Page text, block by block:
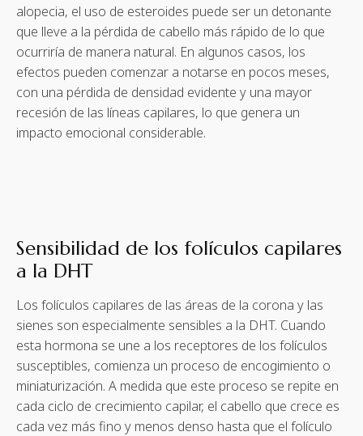
alopecia, el uso de esteroides puede ser un detonante
que lleve a la pérdida de cabello más rápido de lo que
ocurriría de manera natural. En algunos casos, los
efectos pueden comenzar a notarse en pocos meses,
con una pérdida de densidad evidente y una mayor
recesión de las líneas capilares, lo que genera un
impacto emocional considerable.
Sensibilidad de los folículos capilares
a la DHT
Los folículos capilares de las áreas de la corona y las
sienes son especialmente sensibles a la DHT. Cuando
esta hormona se une a los receptores de los folículos
susceptibles, comienza un proceso de encogimiento o
miniaturización. A medida que este proceso se repite en
cada ciclo de crecimiento capilar, el cabello que crece es
cada vez más fino y menos denso hasta que el folículo